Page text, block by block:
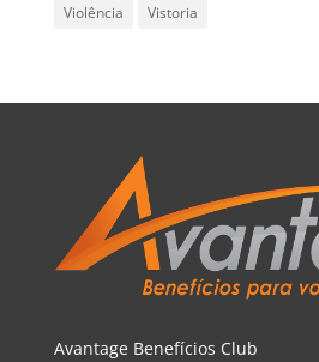
Violência
Vistoria
Avantage Benefícios Club